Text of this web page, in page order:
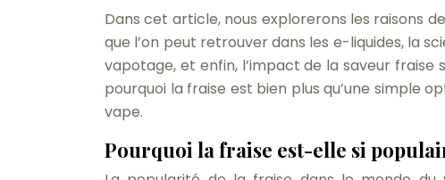
Dans cet article, nous explorerons les raisons
que l’on peut retrouver dans les e-liquides, la
vapotage, et enfin, l’impact de la saveur fraise
pourquoi la fraise est bien plus qu’une simple
vape.
Pourquoi la fraise est-elle si